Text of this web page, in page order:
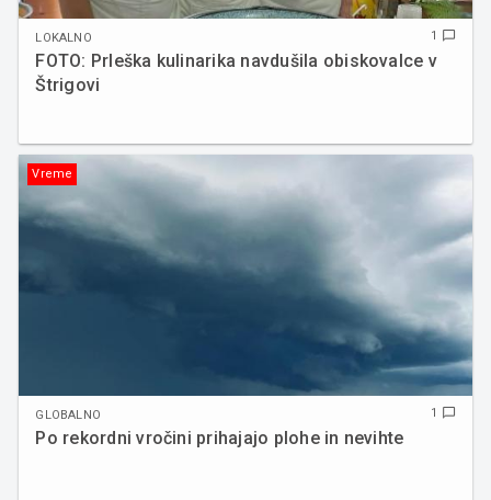
LOKALNO 1 chat_bubble_outline
FOTO: Prleška kulinarika navdušila obiskovalce v
Štrigovi
Vreme
GLOBALNO 1 chat_bubble_outline
Po rekordni vročini prihajajo plohe in nevihte